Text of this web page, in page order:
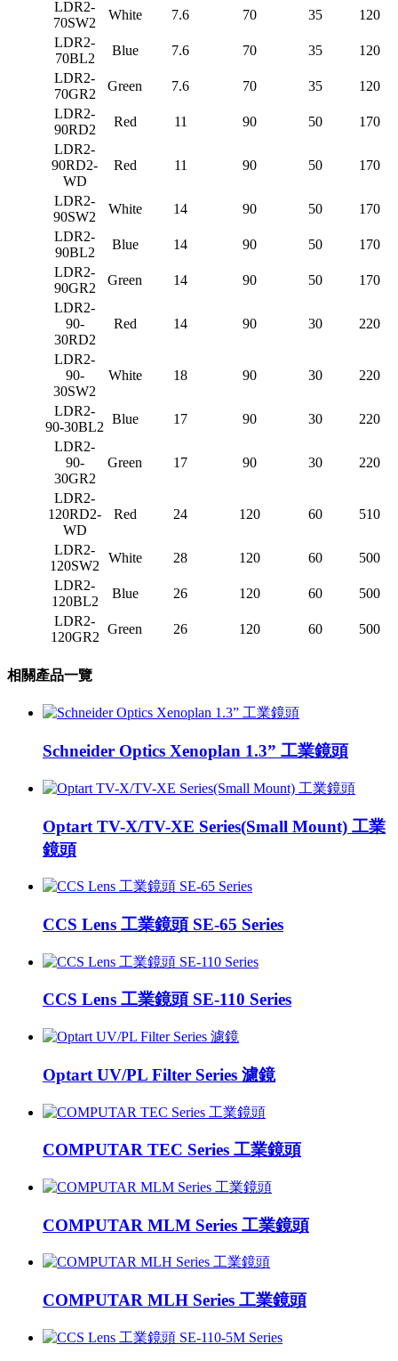
LDR2-
70SW2
White 7.6 70 35
120
LDR2-
70BL2
Blue 7.6 70 35
120
LDR2-
70GR2
Green 7.6 70 35
120
LDR2-
90RD2
Red 11 90 50
170
LDR2-
90RD2-
WD
Red 11 90 50 170
LDR2-
90SW2
White 14 90 50
170
LDR2-
90BL2
Blue 14 90 50
170
LDR2-
90GR2
Green 14 90 50
170
LDR2-
90-
30RD2
Red 14 90 30 220
LDR2-
90-
30SW2
White 18 90 30 220
LDR2-
90-30BL2
Blue 17 90 30
220
LDR2-
90-
30GR2
Green 17 90 30 220
LDR2-
120RD2-
WD
Red 24 120 60 510
LDR2-
120SW2
White 28 120 60
500
LDR2-
120BL2
Blue 26 120 60
500
LDR2-
120GR2
Green 26 120 60 500
相關產品一覽
Schneider Optics Xenoplan 1.3” 工業鏡頭
Optart TV-X/TV-XE Series(Small Mount) 工業
鏡頭
CCS Lens 工業鏡頭 SE-65 Series
CCS Lens 工業鏡頭 SE-110 Series
Optart UV/PL Filter Series 濾鏡
COMPUTAR TEC Series 工業鏡頭
COMPUTAR MLM Series 工業鏡頭
COMPUTAR MLH Series 工業鏡頭